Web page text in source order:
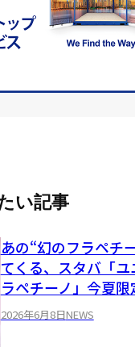
い記事
あの“幻のフラペチ
てくる、スタバ「ユ
ラペチーノ」今夏
2026年6月8日NEWS